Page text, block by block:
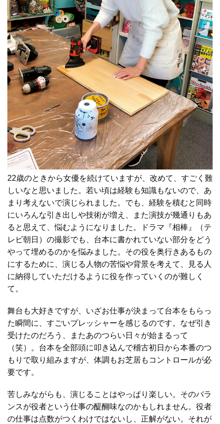
22歳のときから女優を続けていますが、改めて、すごく難
しいなと思いました。若い頃は経験も知識もないので、あ
まり考えないで演じられました。でも、経験を積むと同時
にいろんな引き出しや技術が増え、また演技が幾通りもあ
ると思えて、悩むようになりました。ドラマ『相棒』（テ
レビ朝日）の撮影でも、台本に書かれていない部分をどう
やって埋めるのかを悩みました。その役を奥行きあるもの
にするために、演じる人物の苦悩や背景を考えて、見る人
に納得していただけるように役を作っていくのが難しく
て。
舞台も大好きですが、いざお仕事が決まって台本をもらっ
た瞬間に、すごいプレッシャーを感じるのです。なぜ引き
受けたのだろう、またあのつらい日々が始まるって
（笑）。台本を全部頭に叩き込んで稽古初日から本番のつ
もりで取り組みますが、体調もお芝居もコントロールが必
要です。
苦しみながらも、演じることはやっぱり楽しい。そのバラ
ンスが役者という仕事の醍醐味なのかもしれません。役者
の仕事は点数がつくわけではないし、正解がない。それが